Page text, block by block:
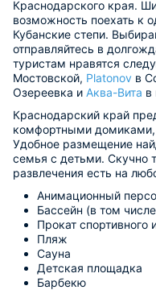
Краснодарского края.
возможность поехать к
Кубанские степи.
отправляйтесь в
туристам нравятся
Мостовской, Platonov в
Озереевка и Аква-Вита в
Краснодарский край
комфортными
Удобное размещение
семья с детьми. Скучно
развлечения есть на
Анимационный
Бассейн (в том
Прокат спортивного
Пляж
Сауна
Детская площадка
Барбекю